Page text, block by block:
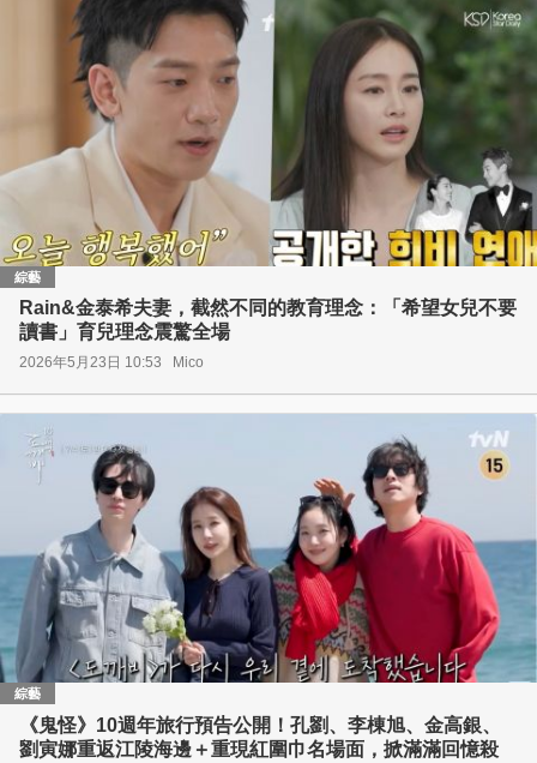
綜藝
Rain&金泰希夫妻，截然不同的教育理念：「希望女兒不要
讀書」育兒理念震驚全場
2026年5月23日 10:53 Mico
綜藝
《鬼怪》10週年旅行預告公開！孔劉、李棟旭、金高銀、
劉寅娜重返江陵海邊＋重現紅圍巾名場面，掀滿滿回憶殺